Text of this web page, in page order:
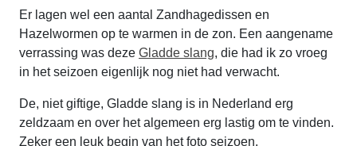
Er lagen wel een aantal Zandhagedissen en
Hazelwormen op te warmen in de zon. Een aangename
verrassing was deze Gladde slang, die had ik zo vroeg
in het seizoen eigenlijk nog niet had verwacht.
De, niet giftige, Gladde slang is in Nederland erg
zeldzaam en over het algemeen erg lastig om te vinden.
Zeker een leuk begin van het foto seizoen.